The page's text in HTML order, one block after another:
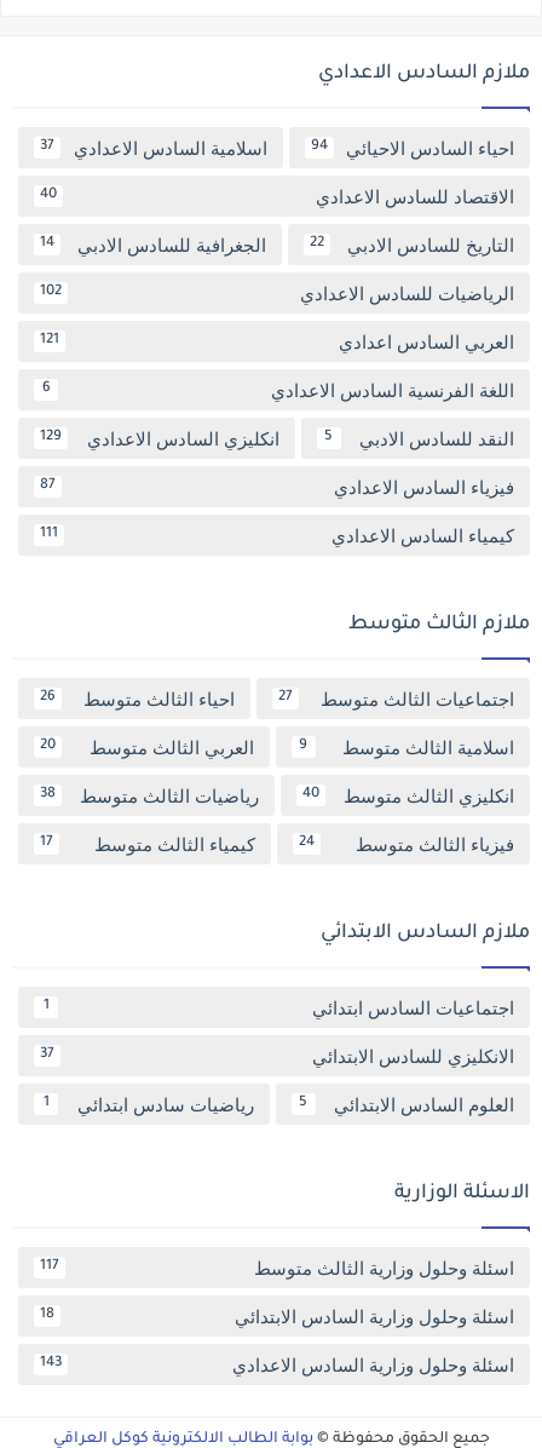
ملازم السادس الاعدادي
احياء السادس الاحيائي 94 اسلامية السادس الاعدادي 37
الاقتصاد للسادس الاعدادي 40
التاريخ للسادس الادبي 22 الجغرافية للسادس الادبي 14
الرياضيات للسادس الاعدادي 102
العربي السادس اعدادي 121
اللغة الفرنسية السادس الاعدادي 6
النقد للسادس الادبي 5 انكليزي السادس الاعدادي 129
فيزياء السادس الاعدادي 87
كيمياء السادس الاعدادي 111
ملازم الثالث متوسط
اجتماعيات الثالث متوسط 27 احياء الثالث متوسط 26
اسلامية الثالث متوسط 9 العربي الثالث متوسط 20
انكليزي الثالث متوسط 40 رياضيات الثالث متوسط 38
فيزياء الثالث متوسط 24 كيمياء الثالث متوسط 17
ملازم السادس الابتدائي
اجتماعيات السادس ابتدائي 1
الانكليزي للسادس الابتدائي 37
العلوم السادس الابتدائي 5 رياضيات سادس ابتدائي 1
الاسئلة الوزارية
اسئلة وحلول وزارية الثالث متوسط 117
اسئلة وحلول وزارية السادس الابتدائي 18
اسئلة وحلول وزارية السادس الاعدادي 143
جميع الحقوق محفوظة © بوابة الطالب الالكترونية كوكل العراقي